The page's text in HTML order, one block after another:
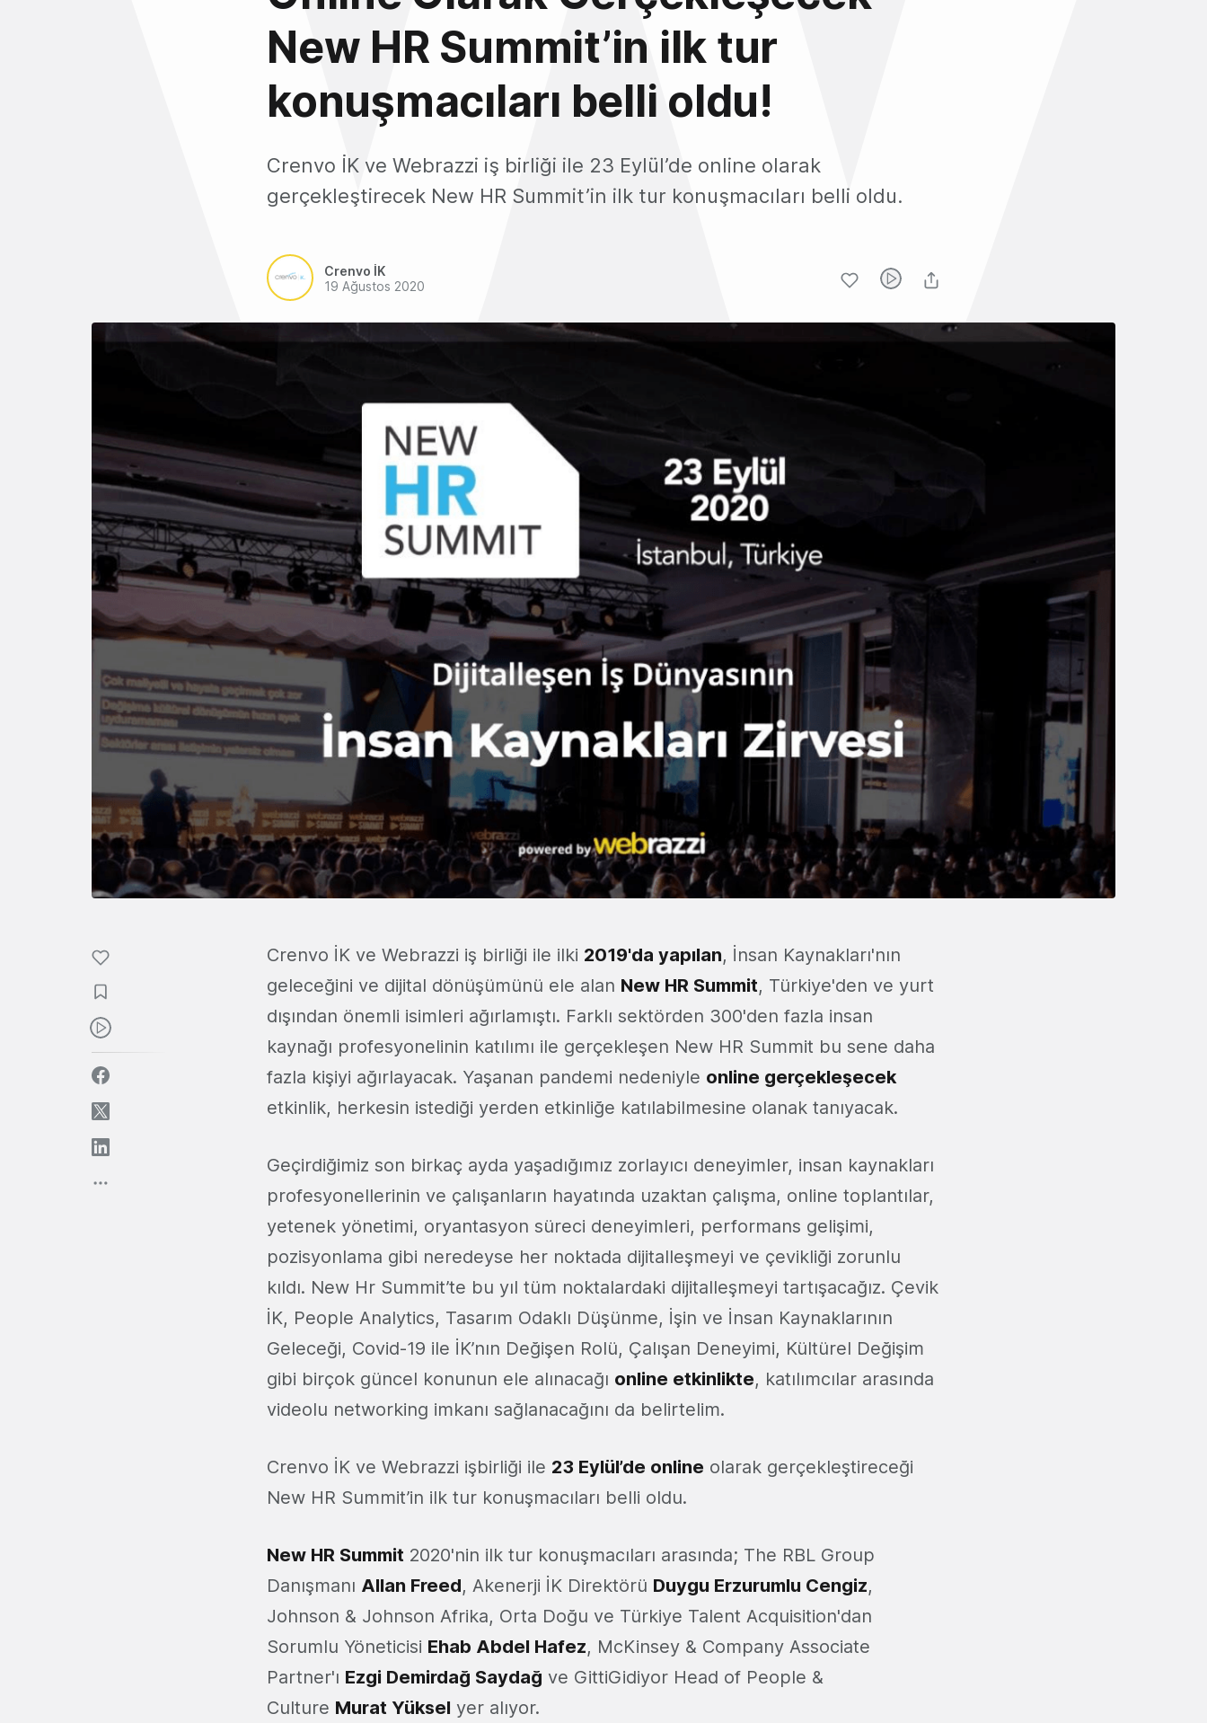
New HR Summit’in ilk tur
konuşmacıları belli oldu!
Crenvo İK ve Webrazzi iş birliği ile 23 Eylül’de online olarak
gerçekleştirecek New HR Summit’in ilk tur konuşmacıları belli oldu.
Crenvo İK
19 Ağustos 2020
Crenvo İK ve Webrazzi iş birliği ile ilki 2019'da yapılan, İnsan Kaynakları'nın
geleceğini ve dijital dönüşümünü ele alan New HR Summit, Türkiye'den ve yurt
dışından önemli isimleri ağırlamıştı. Farklı sektörden 300'den fazla insan
kaynağı profesyonelinin katılımı ile gerçekleşen New HR Summit bu sene daha
fazla kişiyi ağırlayacak. Yaşanan pandemi nedeniyle online gerçekleşecek
etkinlik, herkesin istediği yerden etkinliğe katılabilmesine olanak tanıyacak.
Geçirdiğimiz son birkaç ayda yaşadığımız zorlayıcı deneyimler, insan kaynakları
profesyonellerinin ve çalışanların hayatında uzaktan çalışma, online toplantılar,
yetenek yönetimi, oryantasyon süreci deneyimleri, performans gelişimi,
pozisyonlama gibi neredeyse her noktada dijitalleşmeyi ve çevikliği zorunlu
kıldı. New Hr Summit’te bu yıl tüm noktalardaki dijitalleşmeyi tartışacağız. Çevik
İK, People Analytics, Tasarım Odaklı Düşünme, İşin ve İnsan Kaynaklarının
Geleceği, Covid-19 ile İK’nın Değişen Rolü, Çalışan Deneyimi, Kültürel Değişim
gibi birçok güncel konunun ele alınacağı online etkinlikte, katılımcılar arasında
videolu networking imkanı sağlanacağını da belirtelim.
Crenvo İK ve Webrazzi işbirliği ile 23 Eylül’de online olarak gerçekleştireceği
New HR Summit’in ilk tur konuşmacıları belli oldu.
New HR Summit 2020'nin ilk tur konuşmacıları arasında; The RBL Group
Danışmanı Allan Freed, Akenerji İK Direktörü Duygu Erzurumlu Cengiz,
Johnson & Johnson Afrika, Orta Doğu ve Türkiye Talent Acquisition'dan
Sorumlu Yöneticisi Ehab Abdel Hafez, McKinsey & Company Associate
Partner'ı Ezgi Demirdağ Saydağ ve GittiGidiyor Head of People &
Culture Murat Yüksel yer alıyor.